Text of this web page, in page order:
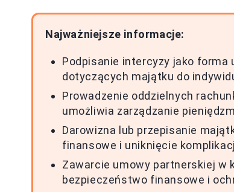
Najważniejsze informacje:
Podpisanie intercyzy jako forma
dotyczących majątku do
Prowadzenie oddzielnych
umożliwia zarządzanie
Darowizna lub przepisanie
finansowe i uniknięcie
Zawarcie umowy partnerskiej w
bezpieczeństwo finansowe i